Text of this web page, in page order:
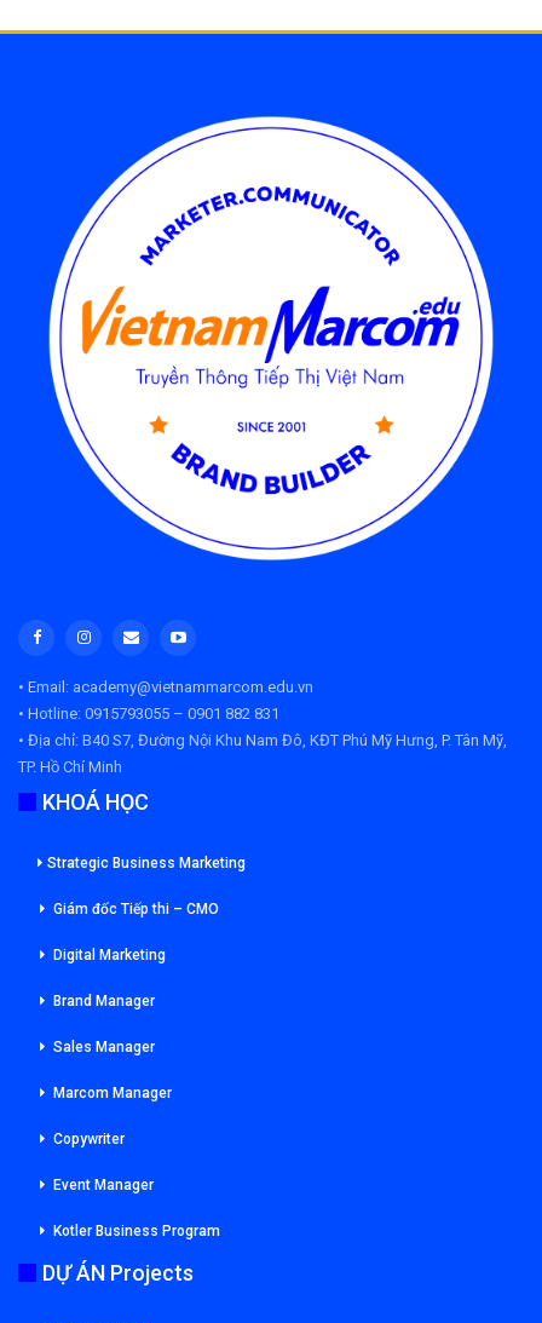
• Email: academy@vietnammarcom.edu.vn
• Hotline: 0915793055 – 0901 882 831
• Địa chỉ: B40 S7, Đường Nội Khu Nam Đô, KĐT Phú Mỹ Hưng, P. Tân Mỹ,
TP. Hồ Chí Minh
KHOÁ HỌC
Strategic Business Marketing
Giám đốc Tiếp thi – CMO
Digital Marketing
Brand Manager
Sales Manager
Marcom Manager
Copywriter
Event Manager
Kotler Business Program
DỰ ÁN Projects